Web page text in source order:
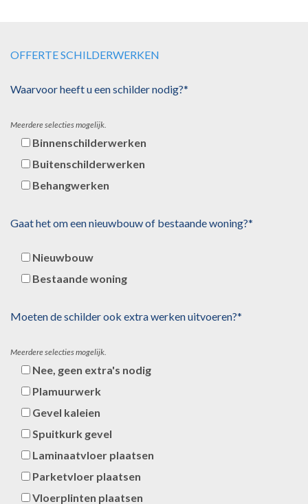
OFFERTE SCHILDERWERKEN
Waarvoor heeft u een schilder nodig?*
Meerdere selecties mogelijk.
Binnenschilderwerken
Buitenschilderwerken
Behangwerken
Gaat het om een nieuwbouw of bestaande woning?*
Nieuwbouw
Bestaande woning
Moeten de schilder ook extra werken uitvoeren?*
Meerdere selecties mogelijk.
Nee, geen extra's nodig
Plamuurwerk
Gevel kaleien
Spuitkurk gevel
Laminaatvloer plaatsen
Parketvloer plaatsen
Vloerplinten plaatsen